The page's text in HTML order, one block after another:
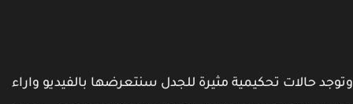
حالات تحكيمية مثيرة للجدل سنتعرضها بالفيديو واراء